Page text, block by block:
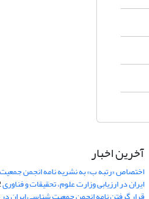
آخرین اخبار
اختصاص «رتبه ب» به نشریه نامه انجمن
ایران در ارزیابی وزارت علوم، تحقیقات و فناوری